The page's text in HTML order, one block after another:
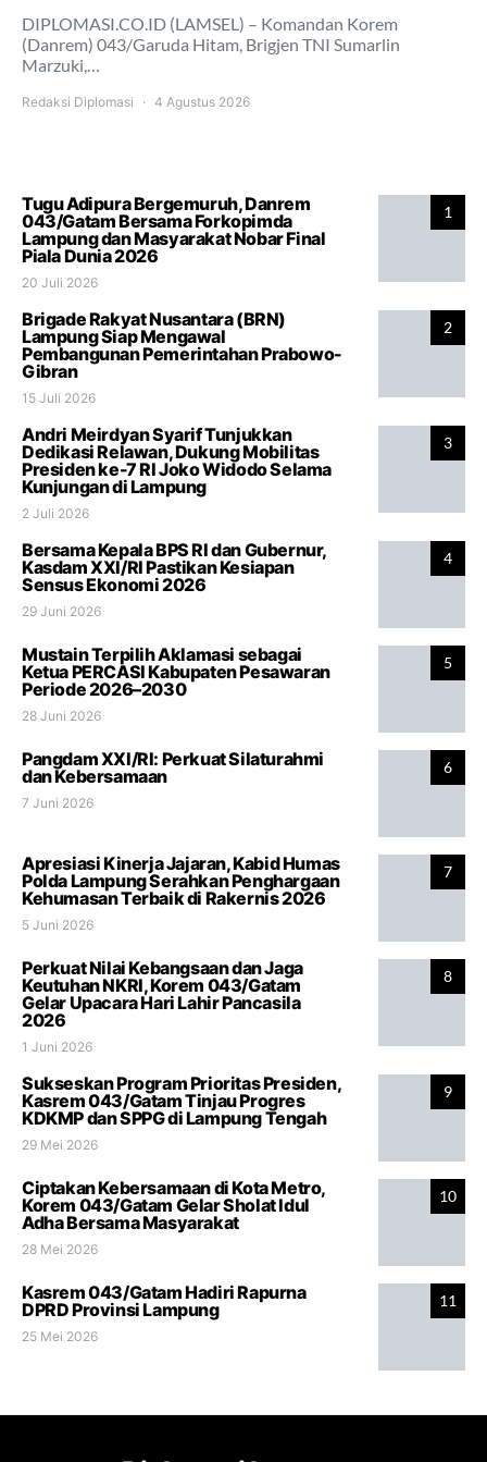
DIPLOMASI.CO.ID (LAMSEL) – Komandan Korem
(Danrem) 043/Garuda Hitam, Brigjen TNI Sumarlin
Marzuki,…
Redaksi Diplomasi 4 Agustus 2026
1
Tugu Adipura Bergemuruh, Danrem
043/Gatam Bersama Forkopimda
Lampung dan Masyarakat Nobar Final
Piala Dunia 2026
20 Juli 2026
2
Brigade Rakyat Nusantara (BRN)
Lampung Siap Mengawal
Pembangunan Pemerintahan Prabowo-
Gibran
15 Juli 2026
3
Andri Meirdyan Syarif Tunjukkan
Dedikasi Relawan, Dukung Mobilitas
Presiden ke-7 RI Joko Widodo Selama
Kunjungan di Lampung
2 Juli 2026
4
Bersama Kepala BPS RI dan Gubernur,
Kasdam XXI/RI Pastikan Kesiapan
Sensus Ekonomi 2026
29 Juni 2026
5
Mustain Terpilih Aklamasi sebagai
Ketua PERCASI Kabupaten Pesawaran
Periode 2026–2030
28 Juni 2026
6
Pangdam XXI/RI: Perkuat Silaturahmi
dan Kebersamaan
7 Juni 2026
7
Apresiasi Kinerja Jajaran, Kabid Humas
Polda Lampung Serahkan Penghargaan
Kehumasan Terbaik di Rakernis 2026
5 Juni 2026
8
Perkuat Nilai Kebangsaan dan Jaga
Keutuhan NKRI, Korem 043/Gatam
Gelar Upacara Hari Lahir Pancasila
2026
1 Juni 2026
9
Sukseskan Program Prioritas Presiden,
Kasrem 043/Gatam Tinjau Progres
KDKMP dan SPPG di Lampung Tengah
29 Mei 2026
10
Ciptakan Kebersamaan di Kota Metro,
Korem 043/Gatam Gelar Sholat Idul
Adha Bersama Masyarakat
28 Mei 2026
11
Kasrem 043/Gatam Hadiri Rapurna
DPRD Provinsi Lampung
25 Mei 2026